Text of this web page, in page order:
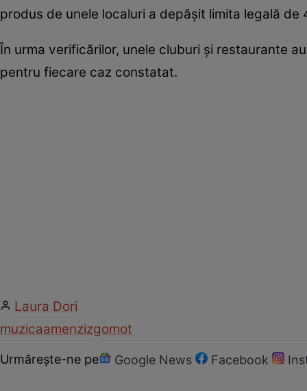
produs de unele localuri a depășit limita legală
În urma verificărilor, unele cluburi și restaurante
pentru fiecare caz constatat.
Laura Dori
muzicaamenzizgomot
Urmărește-ne pe Google News Facebook